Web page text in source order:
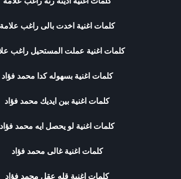
كلمات اغنية اخدت بالى راغب علامة
كلمات اغنية عملت المستحيل راغب
كلمات اغنية بسهوله كدا محمد فؤاد
كلمات اغنية بين ايديك محمد فؤاد
كلمات اغنية لو يحصل ايه محمد فؤاد
كلمات اغنية غالى محمد فؤاد
كلمات اغنية قله عقل محمد فؤاد